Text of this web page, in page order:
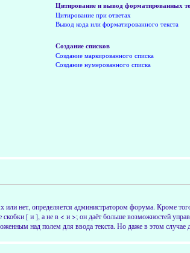
Цитирование и вывод форматированных
Цитирование при ответах
Вывод кода или форматированного текста
Создание списков
Создание маркированного списка
Создание нумерованного списка
нет, определяется администратором форума. Кроме
[ и ], а не в < и >; он даёт больше возможностей
над полем для ввода текста. Но даже в этом случае